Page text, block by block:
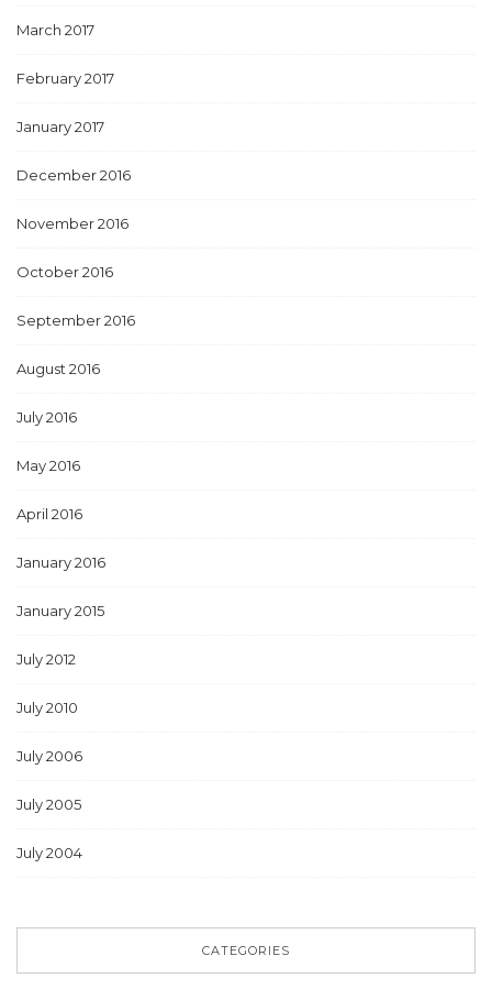
March 2017
February 2017
January 2017
December 2016
November 2016
October 2016
September 2016
August 2016
July 2016
May 2016
April 2016
January 2016
January 2015
July 2012
July 2010
July 2006
July 2005
July 2004
CATEGORIES